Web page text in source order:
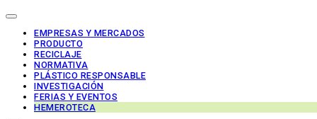
EMPRESAS Y MERCADOS
PRODUCTO
RECICLAJE
NORMATIVA
PLÁSTICO RESPONSABLE
INVESTIGACIÓN
FERIAS Y EVENTOS
HEMEROTECA